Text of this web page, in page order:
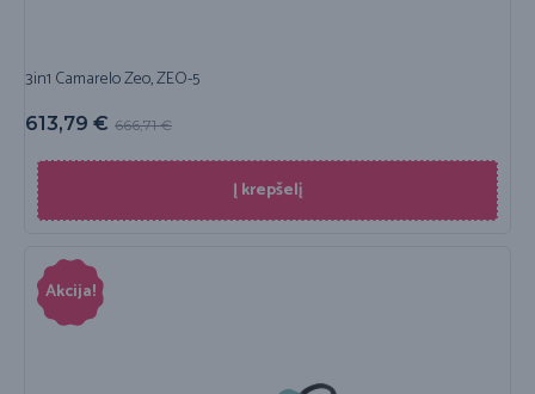
3in1 Camarelo Zeo, ZEO-5
666,71€
613,79 €
Į krepšelį
Akcija!